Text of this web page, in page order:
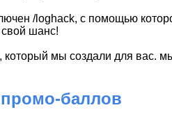
/loghack, с помощью
свой шанс!
который мы создали для вас.
промо-баллов